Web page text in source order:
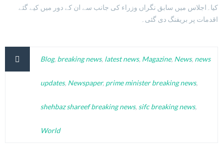
کیا۔اجلاس میں سابق نگراں وزراء کی جانب سے ان کے دور میں کیے گئے
اقدمات پر بریفنگ دی گئی۔
Blog, breaking news, latest news, Magazine, News, news
updates, Newspaper, prime minister breaking news,
shehbaz shareef breaking news, sifc breaking news,
World